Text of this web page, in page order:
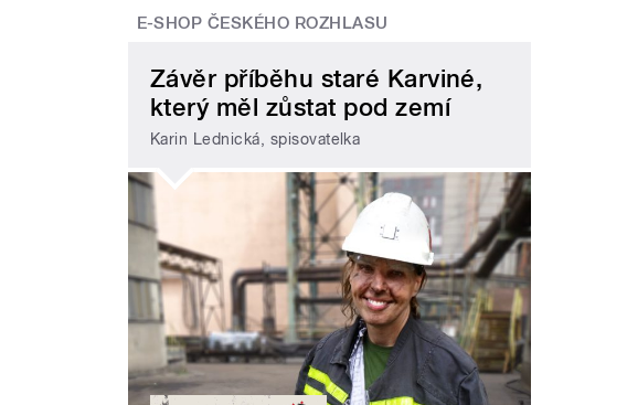
E-SHOP ČESKÉHO ROZHLASU
Závěr příběhu staré Karviné,
který měl zůstat pod zemí
Karin Lednická, spisovatelka